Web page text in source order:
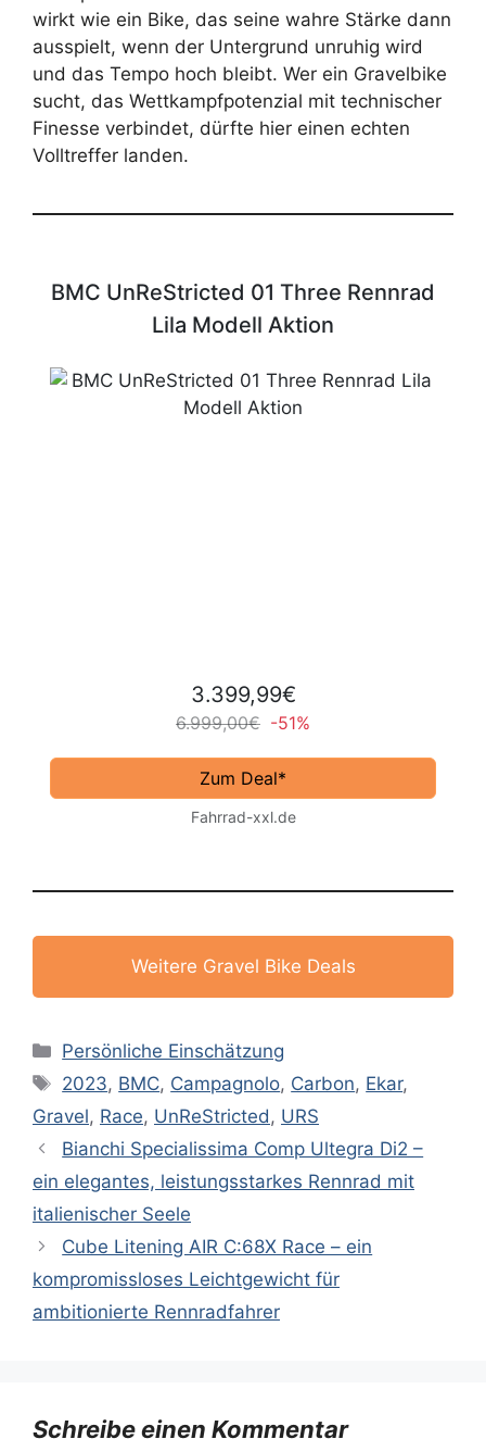
wirkt wie ein Bike, das seine wahre Stärke dann
ausspielt, wenn der Untergrund unruhig wird
und das Tempo hoch bleibt. Wer ein Gravelbike
sucht, das Wettkampfpotenzial mit technischer
Finesse verbindet, dürfte hier einen echten
Volltreffer landen.
BMC UnReStricted 01 Three Rennrad
Lila Modell Aktion
3.399,99€
6.999,00€ -51%
Zum Deal*
Fahrrad-xxl.de
Weitere Gravel Bike Deals
Kategorien
Persönliche Einschätzung
Schlagwörter
2023, BMC, Campagnolo, Carbon, Ekar,
Gravel, Race, UnReStricted , URS
Bianchi Specialissima Comp Ultegra Di2 –
ein elegantes, leistungsstarkes Rennrad mit
italienischer Seele
Cube Litening AIR C:68X Race – ein
kompromissloses Leichtgewicht für
ambitionierte Rennradfahrer
Schreibe einen Kommentar